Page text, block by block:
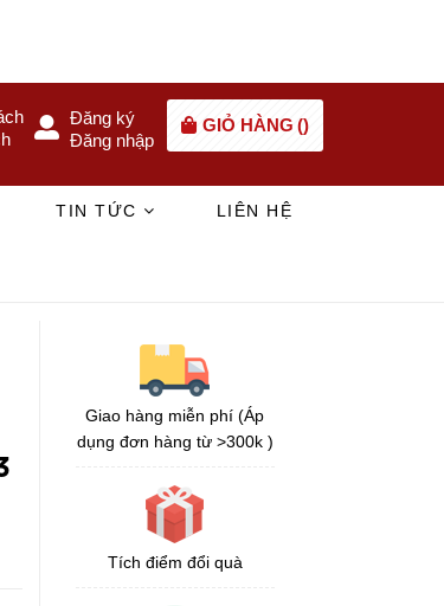
Đăng ký
Đăng nhập
GIỎ HÀNG ()
TIN TỨC LIÊN HỆ
Giao hàng miễn phí (Áp
dụng đơn hàng từ >300k )
Tích điểm đổi quà